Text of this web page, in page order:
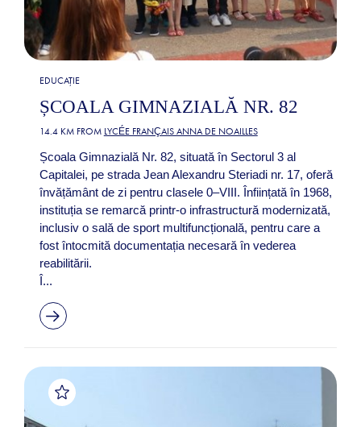
EDUCAȚIE
ȘCOALA GIMNAZIALĂ NR. 82
14.4 KM FROM LYCÉE FRANÇAIS ANNA DE NOAILLES
Școala Gimnazială Nr. 82, situată în Sectorul 3 al
Capitalei, pe strada Jean Alexandru Steriadi nr. 17, oferă
învățământ de zi pentru clasele 0–VIII. Înființată în 1968,
instituția se remarcă printr-o infrastructură modernizată,
inclusiv o sală de sport multifuncțională, pentru care a
fost întocmită documentația necesară în vederea
reabilitării.
Î...